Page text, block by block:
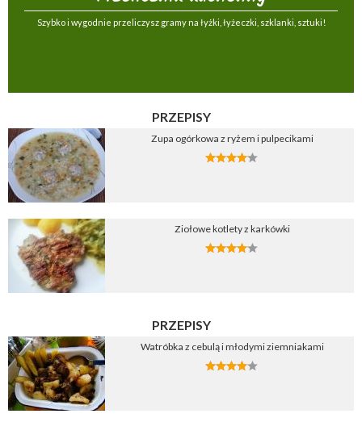
Szybko i wygodnie przeliczysz gramy na łyżki, łyżeczki, szklanki, sztuki!
PRZEPISY
Zupa ogórkowa z ryżem i pulpecikami
Ziołowe kotlety z karkówki
PRZEPISY
Watróbka z cebulą i młodymi ziemniakami